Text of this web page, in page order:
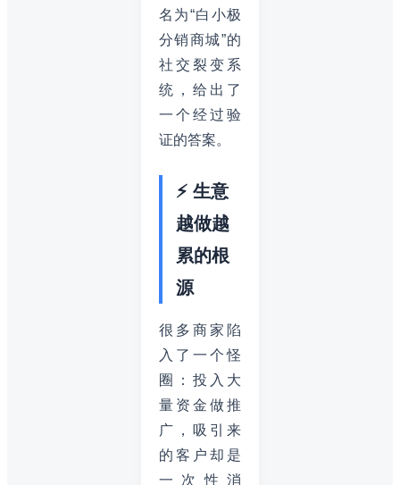
名为“白小极
分销商城”的
社交裂变系
统，给出了
一个经过验
证的答案。
⚡ 生意
越做越
累的根
源
很多商家陷
入了一个怪
圈：投入大
量资金做推
广，吸引来
的客户却是
一次性消